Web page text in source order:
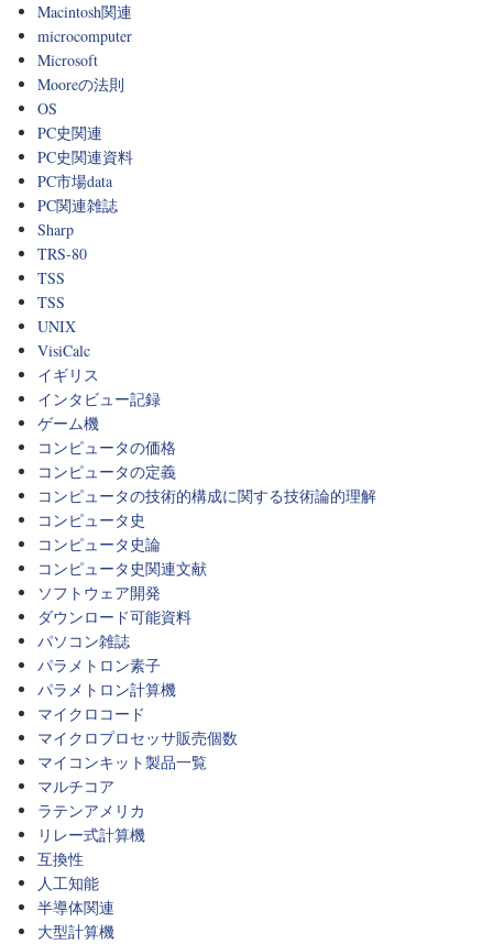
Macintosh関連
microcomputer
Microsoft
Mooreの法則
OS
PC史関連
PC史関連資料
PC市場data
PC関連雑誌
Sharp
TRS-80
TSS
TSS
UNIX
VisiCalc
イギリス
インタビュー記録
ゲーム機
コンピュータの価格
コンピュータの定義
コンピュータの技術的構成に関する技術論的理解
コンピュータ史
コンピュータ史論
コンピュータ史関連文献
ソフトウェア開発
ダウンロード可能資料
パソコン雑誌
パラメトロン素子
パラメトロン計算機
マイクロコード
マイクロプロセッサ販売個数
マイコンキット製品一覧
マルチコア
ラテンアメリカ
リレー式計算機
互換性
人工知能
半導体関連
大型計算機